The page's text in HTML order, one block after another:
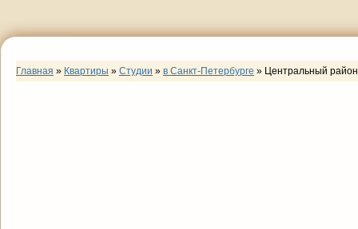
Главная » Квартиры » Студии » в Санкт-Петербурге » Центральный район